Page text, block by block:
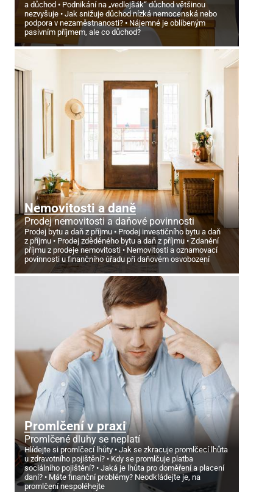
a důchod
Podnikání na „vedlejšák“ důchod většinou
nezvyšuje
Jak snižuje důchod nízká nemocenská nebo
podpora v nezaměstnanosti?
Nájemné je oblíbeným
pasivním příjmem, ale co důchod?
Nemovitosti a daně
Prodej nemovitosti a daňové povinnosti
Prodej bytu a daň z příjmu
Prodej investičního bytu a daň
z příjmu
Prodej zděděného bytu a daň z příjmu
Zdanění
příjmu z prodeje nemovitosti
Nemovitosti a oznamovací
povinnosti u finančního úřadu při daňovém osvobození
Promlčení v praxi
Promlčené dluhy se neplatí
Hlídejte si promlčecí lhůty
Jak se zkracuje promlčecí lhůta
u zdravotního pojištění?
Kdy se promlčuje platba
sociálního pojištění?
Jaká je lhůta pro doměření a placení
daní?
Máte finanční problémy? Neodkládejte je, na
promlčení nespoléhejte